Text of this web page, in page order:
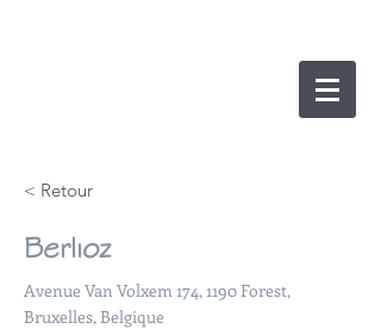
< Retour
Berlioz
Avenue Van Volxem 174, 1190 Forest,
Bruxelles, Belgique